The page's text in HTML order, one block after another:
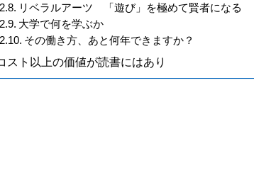
リベラルアーツ 「遊び」を極めて賢者になる
大学で何を学ぶか
その働き方、あと何年できますか？
スト以上の価値が読書にはあり